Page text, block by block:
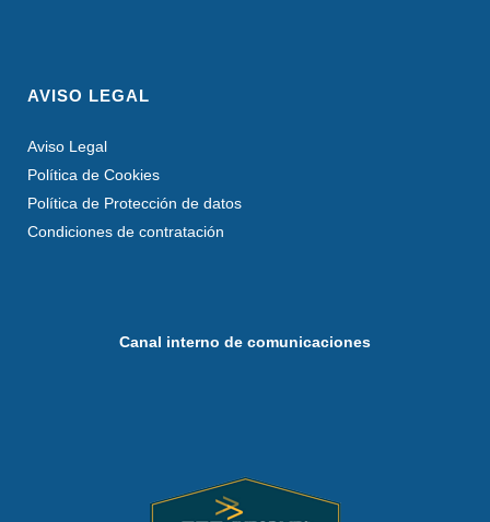
AVISO LEGAL
Aviso Legal
Política de Cookies
Política de Protección de datos
Condiciones de contratación
Canal interno de comunicaciones